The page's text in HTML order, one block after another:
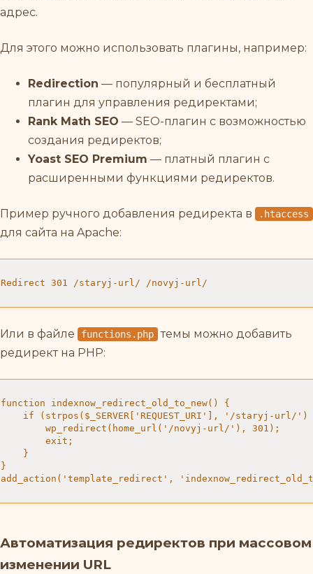
адрес.
Для этого можно использовать плагины, например:
Redirection — популярный и бесплатный
плагин для управления редиректами;
Rank Math SEO — SEO-плагин с возможностью
создания редиректов;
Yoast SEO Premium — платный плагин с
расширенными функциями редиректов.
Пример ручного добавления редиректа в .htaccess
для сайта на Apache:
Redirect 301 /staryj-url/ /novyj-url/
Или в файле functions.php темы можно добавить
редирект на PHP:
function indexnow_redirect_old_to_new() {
if (strpos($_SERVER['REQUEST_URI'], '/staryj-url/')
        wp_redirect(home_url('/novyj-url/'), 301);
        exit;
    }
}
add_action('template_redirect',
Автоматизация редиректов при массовом
изменении URL